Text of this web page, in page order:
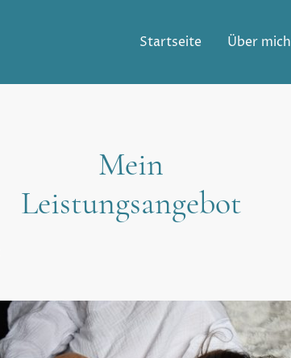
Startseite Über mich
Mein
Leistungsangebot